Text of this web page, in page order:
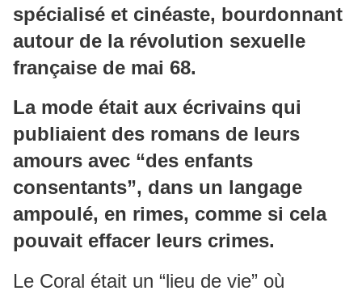
spécialisé et cinéaste, bourdonnant
autour de la révolution sexuelle
française de mai 68.
La mode était aux écrivains qui
publiaient des romans de leurs
amours avec “des enfants
consentants”, dans un langage
ampoulé, en rimes, comme si cela
pouvait effacer leurs crimes.
Le Coral était un “lieu de vie” où